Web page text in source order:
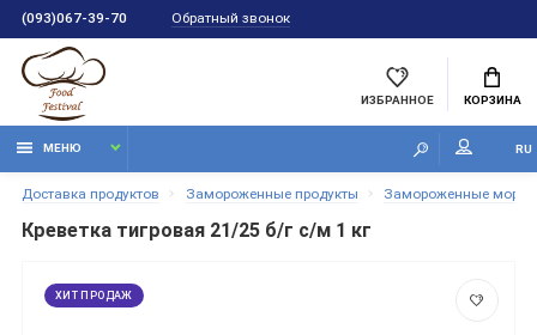
(093)067-39-70 Обратный звонок
ИЗБРАННОЕ КОРЗИНА
МЕНЮ RU
Доставка продуктов Замороженные продукты Замороженные
Креветка тигровая 21/25 б/г с/м 1 кг
ХИТ ПРОДАЖ